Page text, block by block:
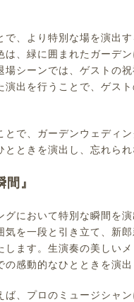
で、より特別な場を演出
は、緑に囲まれたガーデ
場シーンでは、ゲストの
演出を行うことで、ゲス
とで、ガーデンウェディ
ときを演出し、忘れら
』
において特別な瞬間を
を一段と引き立て、新
します。生演奏の美しい
感動的なひとときを演出
ば、プロのミュージシャ